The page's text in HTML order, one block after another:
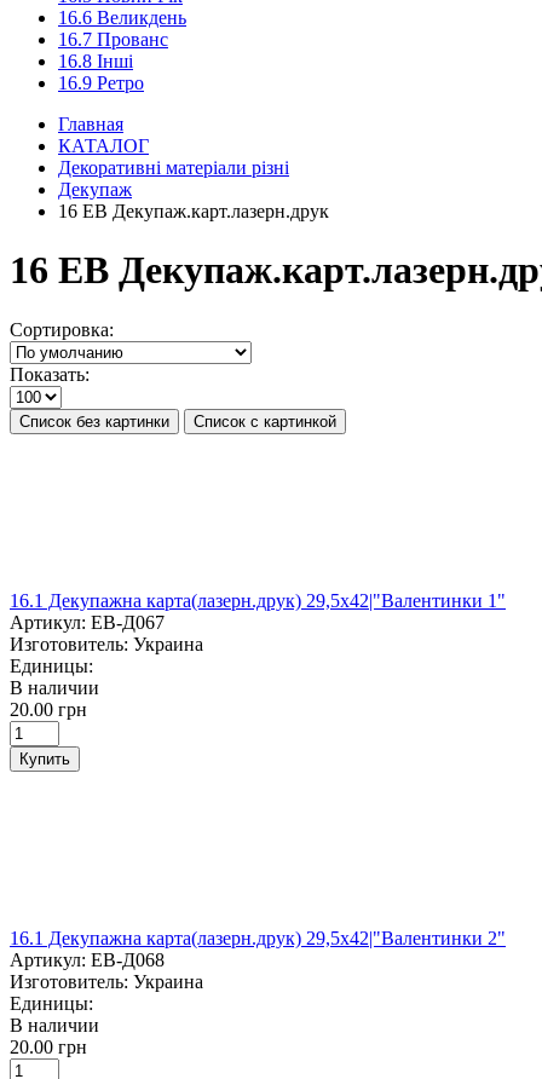
16.6 Великдень
16.7 Прованс
16.8 Інші
16.9 Ретро
Главная
КАТАЛОГ
Декоративні матеріали різні
Декупаж
16 ЕВ Декупаж.карт.лазерн.друк
16 ЕВ
Сортировка:
Показать:
Список без картинки Список с картинкой
16.1 Декупажна карта(лазерн.друк) 29,5х42|"Валентинки 1"
Артикул: ЕВ-Д067
Изготовитель: Украина
Единицы:
В наличии
20.00 грн
Купить
16.1 Декупажна карта(лазерн.друк) 29,5х42|"Валентинки 2"
Артикул: ЕВ-Д068
Изготовитель: Украина
Единицы:
В наличии
20.00 грн